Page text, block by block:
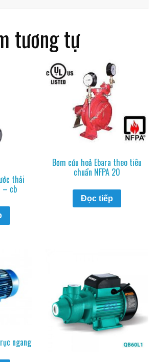
tương tự
thải
– cb
Bơm cứu hoả Ebara theo tiêu
chuẩn NFPA 20
Đọc tiếp
ngang